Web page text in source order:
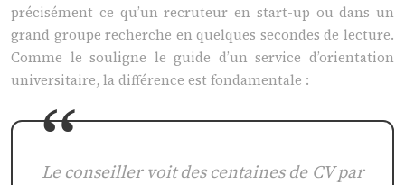
précisément ce qu’un recruteur en start-up ou dans un
grand groupe recherche en quelques secondes de lecture.
Comme le souligne le guide d’un service d’orientation
universitaire, la différence est fondamentale :
Le conseiller voit des centaines de CV par